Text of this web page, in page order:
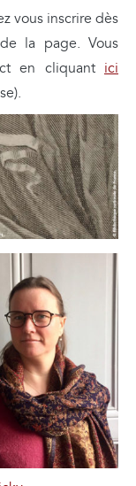
vous inscrire dès
la page. Vous
en cliquant ici